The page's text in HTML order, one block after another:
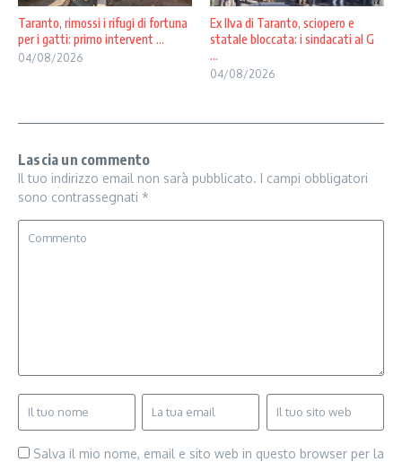
Taranto, rimossi i rifugi di fortuna
per i gatti: primo intervent ...
04/08/2026
Ex Ilva di Taranto, sciopero e
statale bloccata: i sindacati al G
...
04/08/2026
Lascia un commento
Il tuo indirizzo email non sarà pubblicato. I campi obbligatori
sono contrassegnati *
Salva il mio nome, email e sito web in questo browser per la